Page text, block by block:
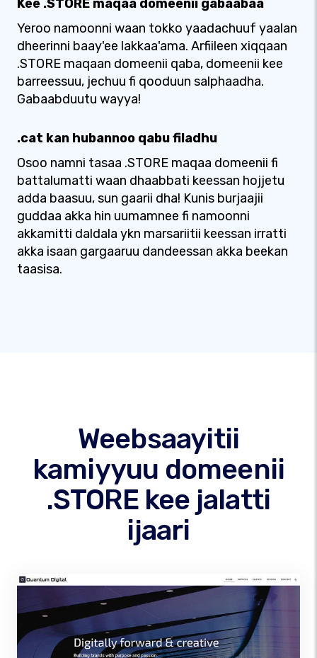
Kee .STORE maqaa domeenii gabaabaa
Yeroo namoonni waan tokko yaadachuuf yaalan
dheerinni baay'ee lakkaa'ama. Arfiileen xiqqaan
.STORE maqaan domeenii qaba, domeenii kee
barreessuu, jechuu fi qooduun salphaadha.
Gabaabduutu wayya!
.cat kan hubannoo qabu filadhu
Osoo namni tasaa .STORE maqaa domeenii fi
battalumatti waan dhaabbati keessan hojjetu
adda baasuu, sun gaarii dha! Kunis burjaajii
guddaa akka hin uumamnee fi namoonni
akkamitti daldala ykn marsariitii keessan irratti
akka isaan gargaaruu dandeessan akka beekan
taasisa.
Weebsaayitii
kamiyyuu domeenii
.STORE kee jalatti
ijaari